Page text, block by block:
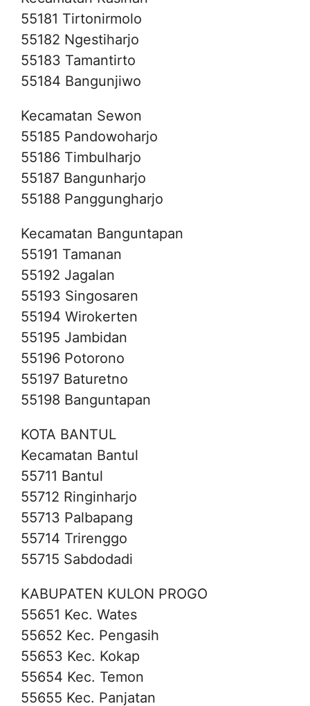
55181 Tirtonirmolo
55182 Ngestiharjo
55183 Tamantirto
55184 Bangunjiwo
Kecamatan Sewon
55185 Pandowoharjo
55186 Timbulharjo
55187 Bangunharjo
55188 Panggungharjo
Kecamatan Banguntapan
55191 Tamanan
55192 Jagalan
55193 Singosaren
55194 Wirokerten
55195 Jambidan
55196 Potorono
55197 Baturetno
55198 Banguntapan
KOTA BANTUL
Kecamatan Bantul
55711 Bantul
55712 Ringinharjo
55713 Palbapang
55714 Trirenggo
55715 Sabdodadi
KABUPATEN KULON PROGO
55651 Kec. Wates
55652 Kec. Pengasih
55653 Kec. Kokap
55654 Kec. Temon
55655 Kec. Panjatan